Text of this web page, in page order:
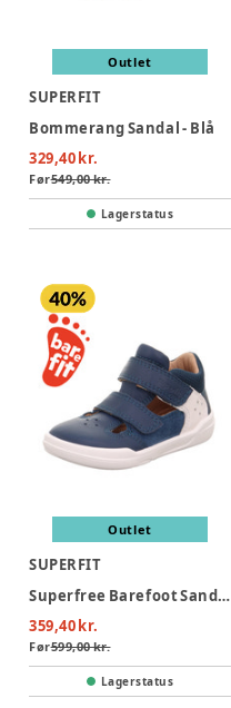
Outlet
SUPERFIT
Bommerang Sandal - Blå
329,40 kr.
Før549,00 kr.
Lagerstatus
Outlet
SUPERFIT
Superfree Barefoot Sandaler - Blå/Hvid
359,40 kr.
Før599,00 kr.
Lagerstatus